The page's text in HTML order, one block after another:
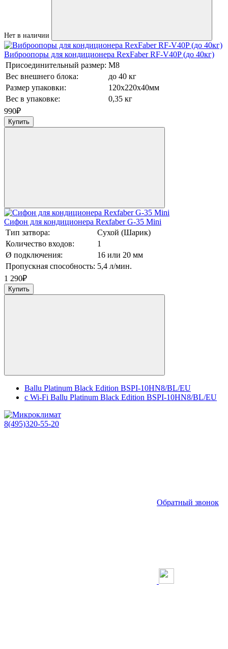
Нет в наличии
Виброопоры для кондиционера RexFaber RF-V40P (до 40кг)
Присоединительный размер: М8
Вес внешнего блока:
до 40 кг
Размер упаковки:
120х220х40мм
Вес в упаковке:
0,35 кг
990₽
Купить
Сифон для кондиционера Rexfaber G-35 Mini
Тип затвора:
Сухой (Шарик)
Количество входов:
1
Ø подключения:
16 или 20 мм
Пропускная способность: 5,4 л/мин.
1 290₽
Купить
Ballu Platinum Black Edition BSPI-10HN8/BL/EU
с Wi-Fi Ballu Platinum Black Edition BSPI-10HN8/BL/EU
8(495)320-55-20
Обратный звонок